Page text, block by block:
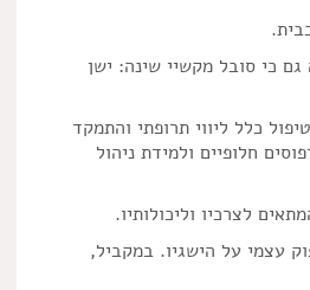
כי סובל מקשיי שינה: ישן
כלל ליווי תרופתי והתמקד
חלופיים ולמידת ניהול
לצרכיו וליכולותיו.
עצמי על הישגיו. במקביל,